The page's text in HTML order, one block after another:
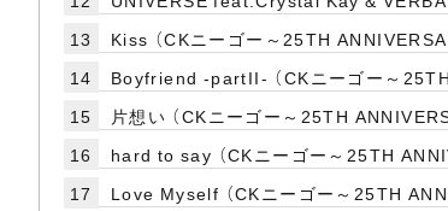
13
Kiss （CKニーゴー～25TH
14
Boyfriend -partII- （CKニーゴー～
15
片想い （CKニーゴー～25TH
16
hard to say （CKニーゴー～25TH
17
Love Myself （CKニーゴー～25TH